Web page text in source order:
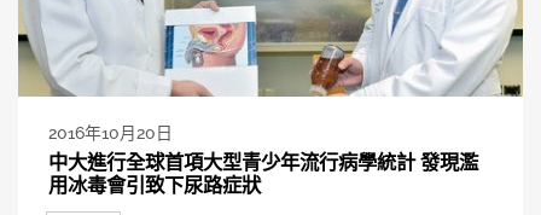
2016年10月20日
中大進行全球首項大型青少年流行病學統計 發現濫
用冰毒會引致下尿路症狀